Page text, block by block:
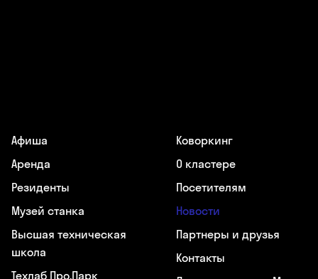
Афиша
Аренда
Резиденты
Музей станка
Высшая техническая
школа
Техлаб Про.Парк
Коворкинг
О кластере
Посетителям
Новости
Партнеры и друзья
Контакты